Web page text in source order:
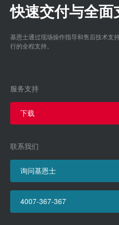
快速交付与全面
基恩士通过现场操作指导和售后技术支
行的全程支持。
服务支持
下载
联系我们
询问基恩士
4007-367-367